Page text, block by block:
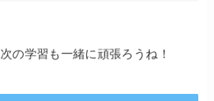
次の学習も一緒に頑張ろうね！